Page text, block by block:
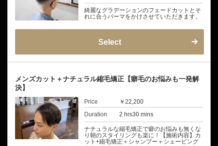
綺麗なグラデーションのフェードカットとそ
れに合うパーマをかけさせていただきます。
Select
メンズカット＋ナチュラル縮毛矯正【癖毛のお悩みも一発解
決】
Price
￥22,200
Duration
2 hrs30 mins
ナチュラルな縮毛矯正で癖のお悩みも無くな
り朝のスタイリングも楽に！【施術内容】カ
ット+縮毛矯正＋シャンプー＋シェービング